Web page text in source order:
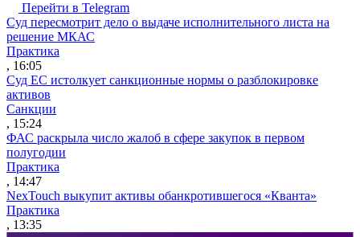
Перейти в Telegram
Суд пересмотрит дело о выдаче исполнительного листа на
решение МКАС
Практика
, 16:05
Суд ЕС истолкует санкционные нормы о разблокировке
активов
Санкции
, 15:24
ФАС раскрыла число жалоб в сфере закупок в первом
полугодии
Практика
, 14:47
NexTouch выкупит активы обанкротившегося «Кванта»
Практика
, 13:35